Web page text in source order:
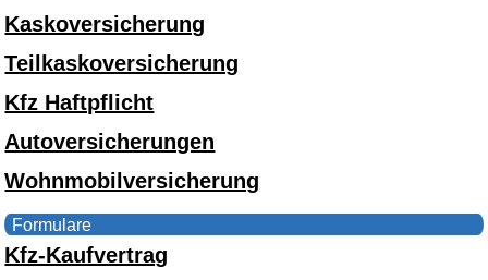
Kaskoversicherung
Teilkaskoversicherung
Kfz Haftpflicht
Autoversicherungen
Wohnmobilversicherung
Formulare
Kfz-Kaufvertrag